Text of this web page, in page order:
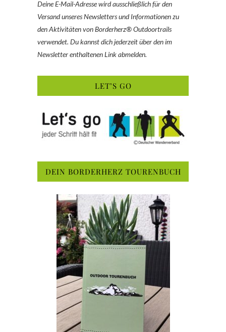
Deine E-Mail-Adresse wird ausschließlich für den
Versand unseres Newsletters und Informationen zu
den Aktivitäten von Borderherz® Outdoortrails
verwendet. Du kannst dich jederzeit über den im
Newsletter enthaltenen Link abmelden.
LET’S GO
DEIN BORDERHERZ TOURENBUCH